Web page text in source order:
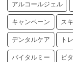
アルコールジェル
キャンペーン ス
デンタルケア ト
バイタルミー ビ